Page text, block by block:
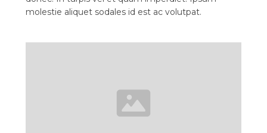
molestie aliquet sodales id est ac volutpat.